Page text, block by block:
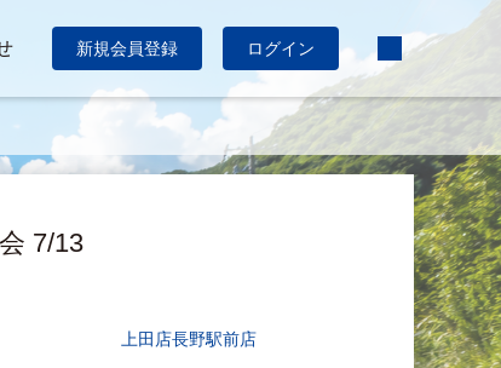
新規会員登録 ログイン
7/13
上田店長野駅前店